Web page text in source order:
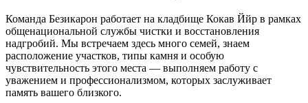
Команда Безикарон работает на кладбище Кокав Ййр в рамках
общенациональной службы чистки и восстановления
надгробий. Мы встречаем здесь много семей, знаем
расположение участков, типы камня и особую
чувствительность этого места — выполняем работу с
уважением и профессионализмом, которых заслуживает
память вашего близкого.